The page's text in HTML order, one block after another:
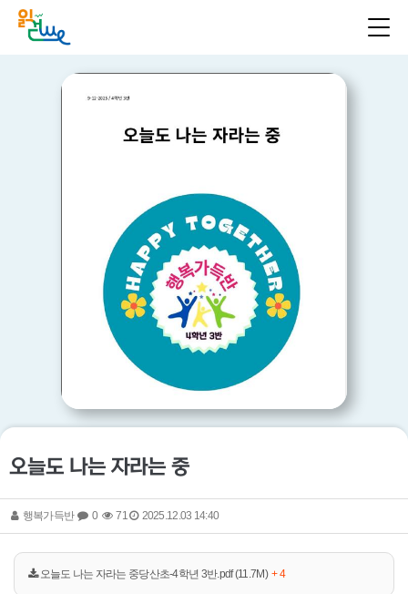
오늘도 나는 자라는 중
행복가득반 0 71 2025.12.03 14:40
오늘도 나는 자라는 중당산초-4학년 3반.pdf (11.7M)+ 4